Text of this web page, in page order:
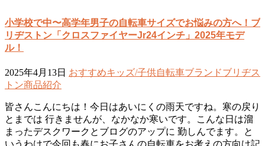
小学校で中〜高学年男子の自転車サイズでお悩みの方へ！ブ
リヂストン「クロスファイヤーJr24インチ」2025年モデ
ル！
2025年4月13日 おすすめキッズ/子供自転車ブランドブリヂス
トン商品紹介
皆さんこんにちは！今日はあいにくの雨天ですね。寒の戻り
とまでは 行きませんが、なかなか寒いです。こんな日は溜
まったデスクワークとブログのアップに 勤しんでます。と
いうわけで今回も春にお子さんの自転車をお考えの方向け記